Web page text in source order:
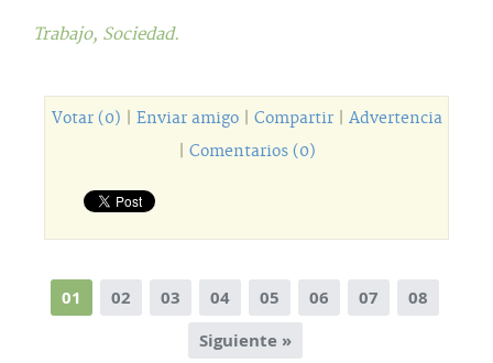
Trabajo, Sociedad.
Votar (0) Enviar amigo| Compartir| Advertencia
Comentarios (0)
01 02 03 04 05 06 07
08
Siguiente »